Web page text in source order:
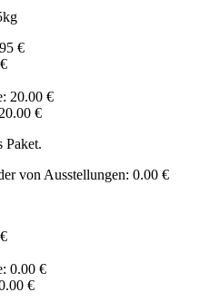
€
20.00 €
€
Paket.
von Ausstellungen: 0.00 €
0.00 €
€